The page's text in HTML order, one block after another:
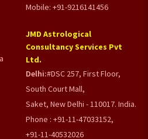
Mobile: +91-9216141456
JMD Astrological
Consultancy Services Pvt
Ltd.
Delhi:#DSC 257, First Floor,
South Court Mall,
Saket, New Delhi - 110017. India.
Phone : +91-11-47033152,
+91-11-40532026